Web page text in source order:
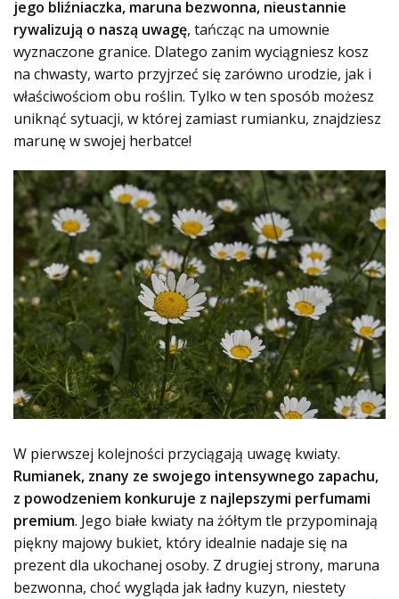
jego bliźniaczka, maruna bezwonna, nieustannie
rywalizują o naszą uwagę, tańcząc na umownie
wyznaczone granice. Dlatego zanim wyciągniesz kosz
na chwasty, warto przyjrzeć się zarówno urodzie, jak i
właściwościom obu roślin. Tylko w ten sposób możesz
uniknąć sytuacji, w której zamiast rumianku, znajdziesz
marunę w swojej herbatce!
W pierwszej kolejności przyciągają uwagę kwiaty.
Rumianek, znany ze swojego intensywnego zapachu,
z powodzeniem konkuruje z najlepszymi perfumami
premium. Jego białe kwiaty na żółtym tle przypominają
piękny majowy bukiet, który idealnie nadaje się na
prezent dla ukochanej osoby. Z drugiej strony, maruna
bezwonna, choć wygląda jak ładny kuzyn, niestety